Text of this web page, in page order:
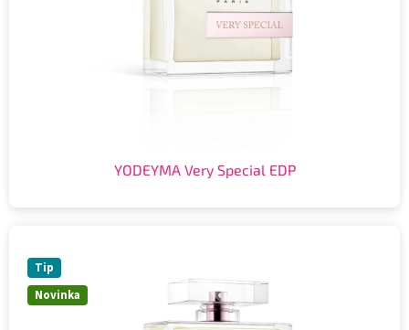
YODEYMA Very Special EDP
Novinka
Tip